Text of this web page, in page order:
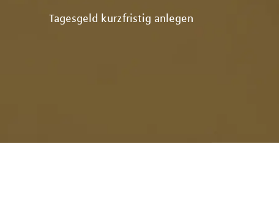
Tagesgeld kurzfristig anlegen